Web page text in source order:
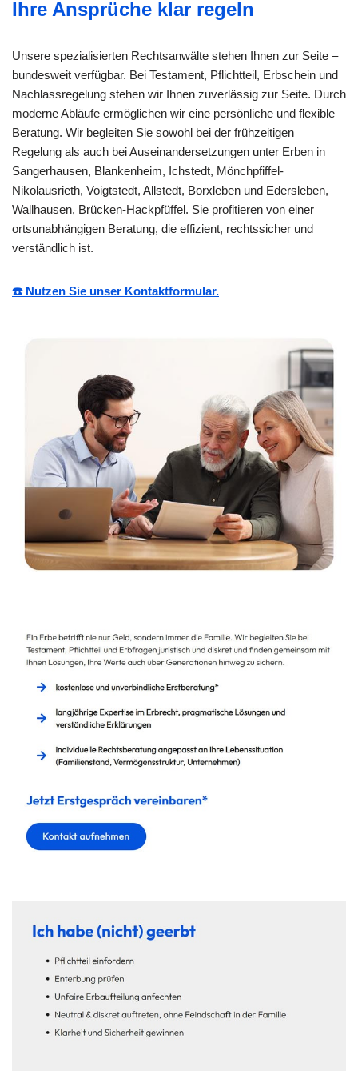
Ihre Ansprüche klar regeln
Unsere spezialisierten Rechtsanwälte stehen Ihnen zur Seite –
bundesweit verfügbar. Bei Testament, Pflichtteil, Erbschein und
Nachlassregelung stehen wir Ihnen zuverlässig zur Seite. Durch
moderne Abläufe ermöglichen wir eine persönliche und flexible
Beratung. Wir begleiten Sie sowohl bei der frühzeitigen
Regelung als auch bei Auseinandersetzungen unter Erben in
Sangerhausen, Blankenheim, Ichstedt, Mönchpfiffel-
Nikolausrieth, Voigtstedt, Allstedt, Borxleben und Edersleben,
Wallhausen, Brücken-Hackpfüffel. Sie profitieren von einer
ortsunabhängigen Beratung, die effizient, rechtssicher und
verständlich ist.
☎️ Nutzen Sie unser Kontaktformular.